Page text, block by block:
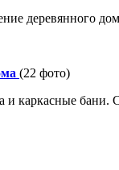
деревянного
(22 фото)
каркасные бани.